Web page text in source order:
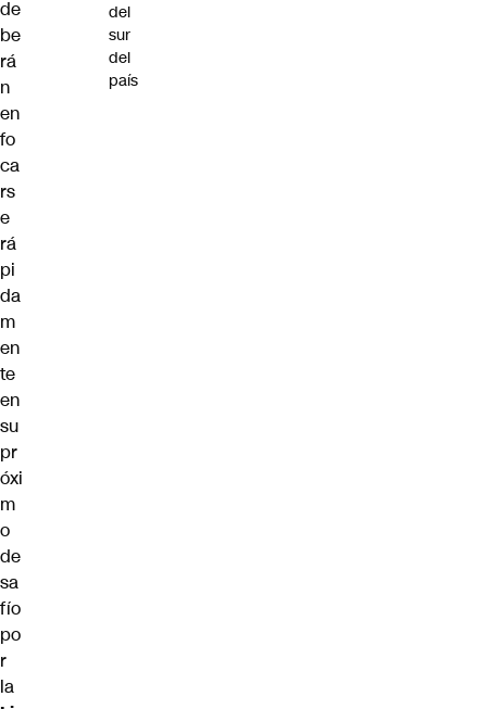
de
be
rá
n
en
fo
ca
rs
e
rá
pi
da
m
en
te
en
su
pr
óxi
m
o
de
sa
fío
po
r
la
del
sur
del
país